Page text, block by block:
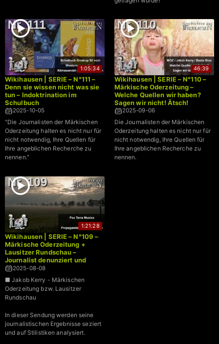
1:05:34
Wikihausen | SERIE – N°111 –
Denn sie wissen nicht was sie
tun – Indoktrination im
Schulbuch
2025-10-05
"Die Journalisten der Märkischen
Oderzeitung halten es nicht nur für
nicht notwendig, Ihre Quellen für
Ihre angeblichen Recherche zu
nennen."
46:39
Wikihausen | SERIE – N°110 –
Märkische Oderzeitung –
Welche Quellen wir haben?
Sagen wir nicht! Ätsch!
2025-09-06
Die Journalisten der Märkischen
Oderzeitung halten es nicht nur für
nicht notwendig, Ihre Quellen für
Ihre angeblichen Recherche zu
nennen.
1:21:28
Wikihausen | SERIE – N°109 –
Märkische Oderzeitung +
Lausitzer Rundschau –
Journalist denunziert und
schreibt aus Wikipedia ab
2025-08-08
■ Jakob Kerry - Märkischen
Oderzeitung bzw. Lausitzer
Rundschau
In dieser Sendung werden seine
journalistischen Ergebnisse seziert
und auf Stilistiken analysiert.